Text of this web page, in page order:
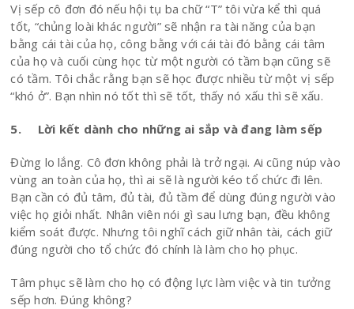
Vị sếp cô đơn đó nếu hội tụ ba chữ “T” tôi vừa kể thì quá
tốt, “chủng loài khác người” sẽ nhận ra tài năng của bạn
bằng cái tài của họ, công bằng với cái tài đó bằng cái tâm
của họ và cuối cùng học từ một người có tầm bạn cũng sẽ
có tầm. Tôi chắc rằng bạn sẽ học được nhiều từ một vị sếp
“khó ở”. Bạn nhìn nó tốt thì sẽ tốt, thấy nó xấu thì sẽ xấu.
5. Lời kết dành cho những ai sắp và đang làm sếp
Đừng lo lắng. Cô đơn không phải là trở ngại. Ai cũng núp vào
vùng an toàn của họ, thì ai sẽ là người kéo tổ chức đi lên.
Bạn cần có đủ tâm, đủ tài, đủ tầm để dùng đúng người vào
việc họ giỏi nhất. Nhân viên nói gì sau lưng bạn, đều không
kiểm soát được. Nhưng tôi nghĩ cách giữ nhân tài, cách giữ
đúng người cho tổ chức đó chính là làm cho họ phục.
Tâm phục sẽ làm cho họ có động lực làm việc và tin tưởng
sếp hơn. Đúng không?